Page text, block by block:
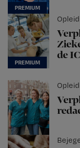
de IC